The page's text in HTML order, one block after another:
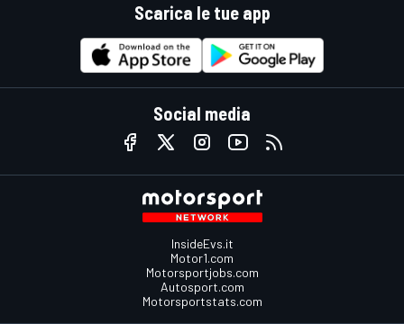
Scarica le tue app
Social media
InsideEvs.it
Motor1.com
Motorsportjobs.com
Autosport.com
Motorsportstats.com